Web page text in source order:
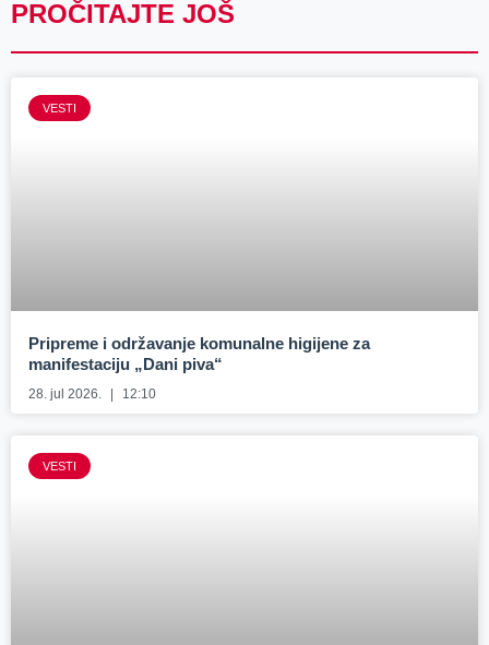
PROČITAJTE JOŠ
VESTI
Pripreme i održavanje komunalne higijene za
manifestaciju „Dani piva“
28. jul 2026. 12:10
VESTI